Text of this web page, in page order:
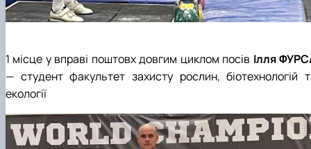
1 місце у вправі поштовх довгим циклом посів Ілля
— студент факультет захисту рослин, біотехнологій
екології